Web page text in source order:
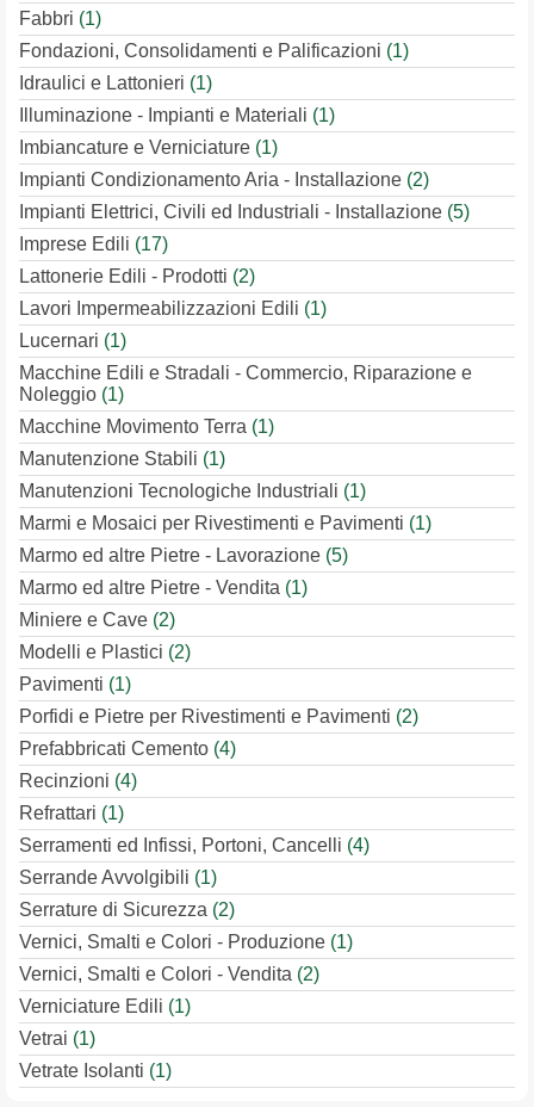
Fabbri (1)
Fondazioni, Consolidamenti e Palificazioni (1)
Idraulici e Lattonieri (1)
Illuminazione - Impianti e Materiali (1)
Imbiancature e Verniciature (1)
Impianti Condizionamento Aria - Installazione (2)
Impianti Elettrici, Civili ed Industriali - Installazione (5)
Imprese Edili (17)
Lattonerie Edili - Prodotti (2)
Lavori Impermeabilizzazioni Edili (1)
Lucernari (1)
Macchine Edili e Stradali - Commercio, Riparazione e
Noleggio (1)
Macchine Movimento Terra (1)
Manutenzione Stabili (1)
Manutenzioni Tecnologiche Industriali (1)
Marmi e Mosaici per Rivestimenti e Pavimenti (1)
Marmo ed altre Pietre - Lavorazione (5)
Marmo ed altre Pietre - Vendita (1)
Miniere e Cave (2)
Modelli e Plastici (2)
Pavimenti (1)
Porfidi e Pietre per Rivestimenti e Pavimenti (2)
Prefabbricati Cemento (4)
Recinzioni (4)
Refrattari (1)
Serramenti ed Infissi, Portoni, Cancelli (4)
Serrande Avvolgibili (1)
Serrature di Sicurezza (2)
Vernici, Smalti e Colori - Produzione (1)
Vernici, Smalti e Colori - Vendita (2)
Verniciature Edili (1)
Vetrai (1)
Vetrate Isolanti (1)